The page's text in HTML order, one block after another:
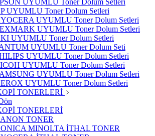
UYUMLU Toner Dolum Setleri
UYUMLU Toner Dolum Setleri
UYUMLU Toner Dolum Setleri
UYUMLU Toner Dolum Setleri
UYUMLU Toner Dolum Setleri
UYUMLU Toner Dolum Seti
UYUMLU Toner Dolum Setleri
UYUMLU Toner Dolum Setleri
UYUMLU Toner Dolum Setleri
UYUMLU Toner Dolum Setleri
TONERLERİ
TONERLERİ
TONER
MINOLTA İTHAL TONER